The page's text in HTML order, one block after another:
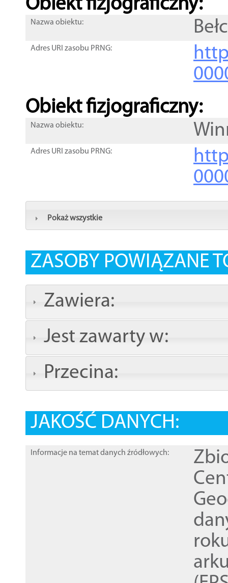
Obiekt fizjograficzny:
Nazwa obiektu:
Adres URI zasobu PRNG:
Obiekt fizjograficzny:
Nazwa obiektu:
Adres URI zasobu PRNG:
Pokaż wszystkie
ZASOBY POWIĄZANE
Zawiera:
Jest zawarty w:
Przecina:
JAKOŚĆ DANYCH:
Informacje na temat danych źródłowych: